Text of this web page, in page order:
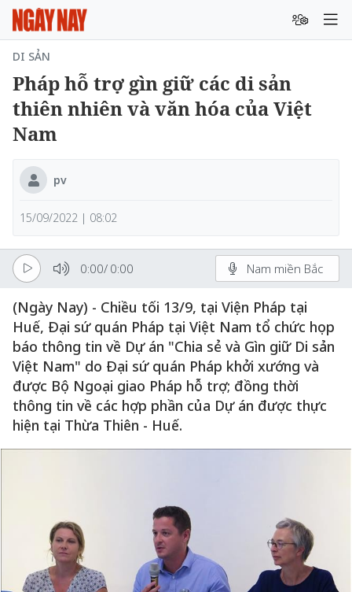
DI SẢN
Pháp hỗ trợ gìn giữ các di sản
thiên nhiên và văn hóa của Việt
Nam
pv
15/09/2022 | 08:02
0:00/ 0:00 Nam miền Bắc
(Ngày Nay) - Chiều tối 13/9, tại Viện Pháp tại
Huế, Đại sứ quán Pháp tại Việt Nam tổ chức họp
báo thông tin về Dự án "Chia sẻ và Gìn giữ Di sản
Việt Nam" do Đại sứ quán Pháp khởi xướng và
được Bộ Ngoại giao Pháp hỗ trợ; đồng thời
thông tin về các hợp phần của Dự án được thực
hiện tại Thừa Thiên - Huế.